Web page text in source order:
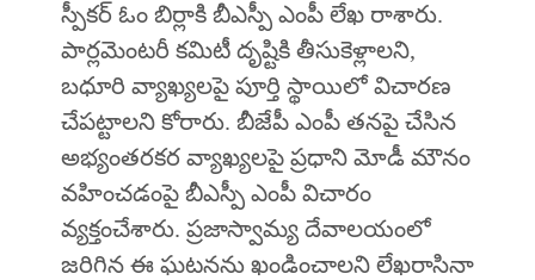
స్పీకర్ ఓం బిర్లాకి బీఎస్పీ ఎంపీ లేఖ రాశారు.
పార్లమెంటరీ కమిటీ దృష్టికి తీసుకెళ్లాలని,
బధూరి వ్యాఖ్యలపై పూర్తి స్థాయిలో విచారణ
చేపట్టాలని కోరారు. బీజేపీ ఎంపీ తనపై చేసిన
అభ్యంతరకర వ్యాఖ్యలపై ప్రధాని మోడీ మౌనం
వహించడంపై బీఎస్పీ ఎంపీ విచారం
వ్యక్తంచేశారు. ప్రజాస్వామ్య దేవాలయంలో
జరిగిన ఈ ఘటనను ఖండించాలని లేఖరాసినా